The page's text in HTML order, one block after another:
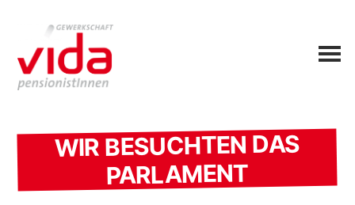
WIR BESUCHTEN DAS
PARLAMENT